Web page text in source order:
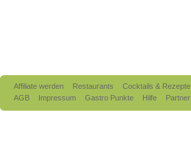
Affiliate werden Restaurants
Cocktails & Rezepte
AGB
Impressum Gastro Punkte Hilfe Partner